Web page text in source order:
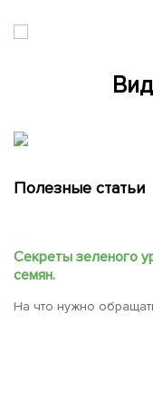
Полезные статьи
Секреты зеленого
семян.
На что нужно